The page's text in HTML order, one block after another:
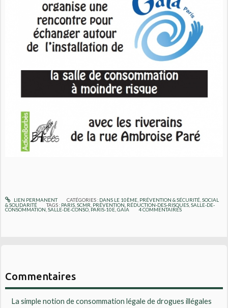
LIEN PERMANENT CATÉGORIES : DANS LE 10ÈME, PRÉVENTION & SÉCURITÉ, SOCIAL
& SOLIDARITÉ
TAGS : PARIS ,SCMR PRÉVENTION RÉDUCTION-DES-RISQUES ,SALLE-DE-
CONSOMMATION ,SALLE-DE-CONSO ,PARIS-10E ,GAÏA 4COMMENTAIRES
Commentaires
La simple notion de consommation légale de drogues illégales